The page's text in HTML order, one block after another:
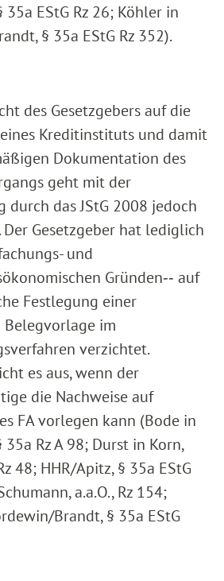
35a EStG Rz 26; Köhler in
§ 35a EStG Rz 352).
des Gesetzgebers auf die
Kreditinstituts und damit
Dokumentation des
geht mit der
durch das JStG 2008 jedoch
Gesetzgeber hat lediglich
und
Gründen‑‑ auf
Festlegung einer
im
verzichtet.
es aus, wenn der
die Nachweise auf
FA vorlegen kann (Bode in
35a Rz A 98; Durst in Korn,
48; HHR/Apitz, § 35a EStG
a.a.O., Rz 154;
Brandt, § 35a EStG